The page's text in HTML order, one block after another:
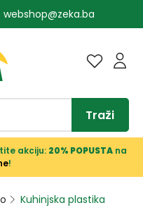
webshop@zeka.ba
Traži
akciju: 20% POPUSTAna
!
Kuhinjska plastika